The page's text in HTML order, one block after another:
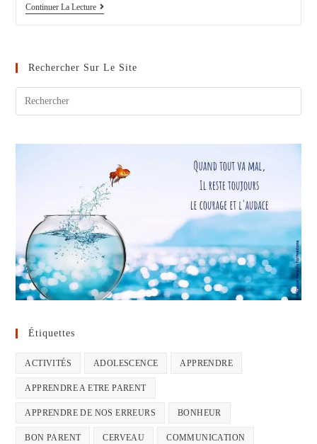
Continuer La LectureACTION
MERCI
Rechercher Sur Le Site
Étiquettes
ACTIVITÉS ADOLESCENCE APPRENDRE
APPRENDRE A ETRE PARENT
APPRENDRE DE NOS ERREURS BONHEUR
BON PARENT CERVEAU COMMUNICATION